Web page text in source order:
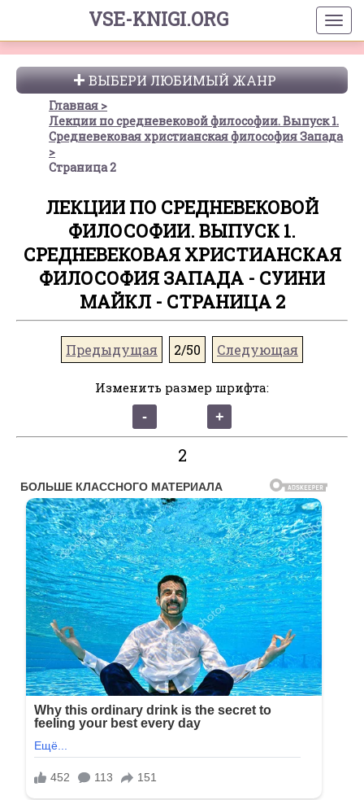
VSE-KNIGI.ORG
ВЫБЕРИ ЛЮБИМЫЙ ЖАНР
Главная
Лекции по средневековой философии. Выпуск 1.
Средневековая христианская философия Запада
Страница 2
ЛЕКЦИИ ПО СРЕДНЕВЕКОВОЙ
ФИЛОСОФИИ. ВЫПУСК 1.
СРЕДНЕВЕКОВАЯ ХРИСТИАНСКАЯ
ФИЛОСОФИЯ ЗАПАДА - СУИНИ
МАЙКЛ - СТРАНИЦА 2
Предыдущая 2/50 Следующая
Изменить размер шрифта:
2